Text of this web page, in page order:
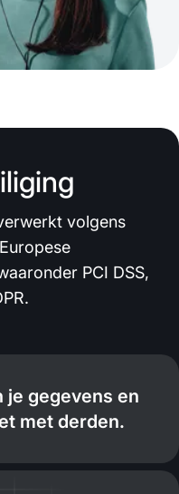
volgens
PCI DSS,
je gegevens en
met derden.